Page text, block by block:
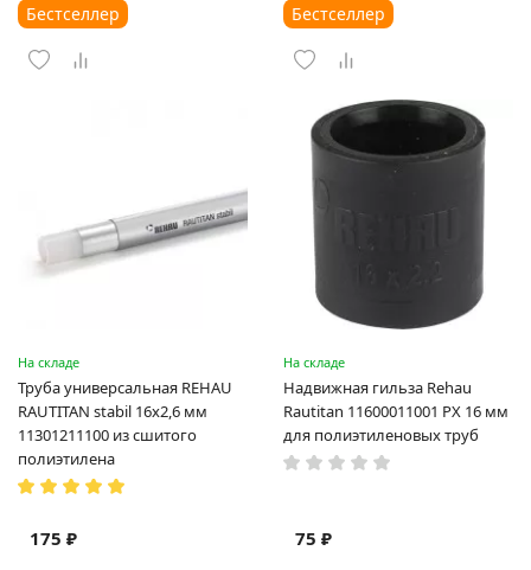
Бестселлер
На складе
Труба универсальная REHAU
RAUTITAN stabil 16х2,6 мм
11301211100 из сшитого
полиэтилена
175 ₽
Бестселлер
На складе
Надвижная гильза Rehau
Rautitan 11600011001 PX 16 мм
для полиэтиленовых труб
75 ₽